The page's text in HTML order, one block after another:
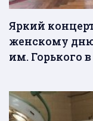
Яркий
женскому
им. Горького